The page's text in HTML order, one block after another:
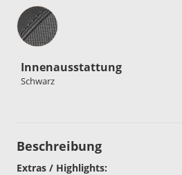
Innenausstattung
Innenausstattung
Schwarz
Beschreibung
Extras / Highlights: